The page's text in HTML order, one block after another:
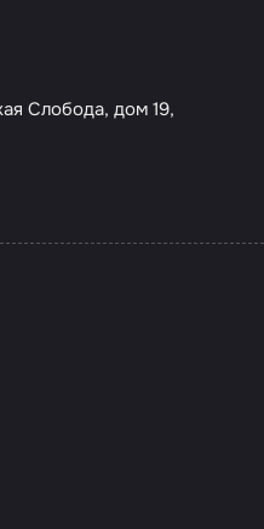
Слобода, дом 19,